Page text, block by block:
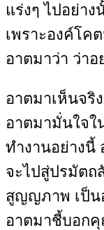
แร่งๆ ไปอย่า
เพราะองค์โค
อาตมาว่า ว่าอ
อาตมาเห็นจริ
อาตมามั่นใจใ
ทำงานอย่างนี้
จะไปสู่ปรมัตถ
สูญญภาพ เป็น
อาตมาชี้บอกคุ